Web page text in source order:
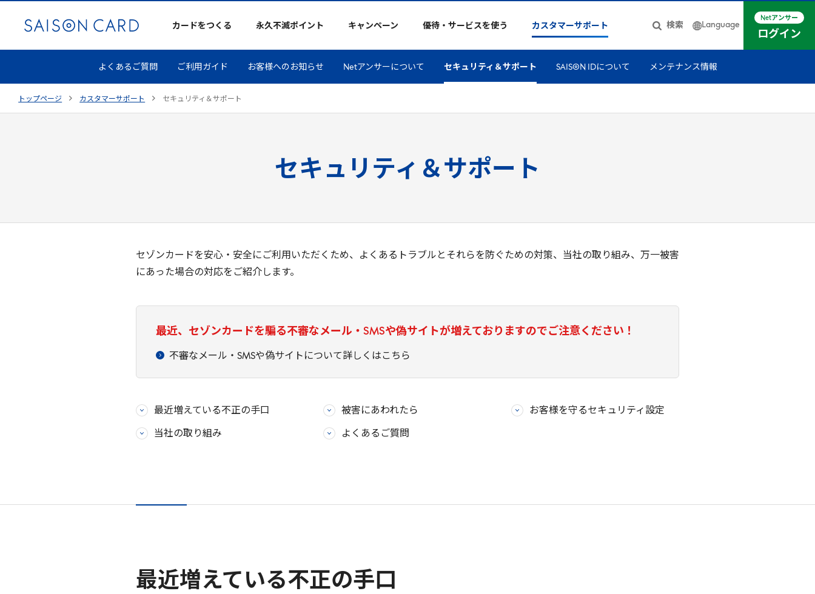
カードをつくる 永久不滅ポイント キャンペーン 優待・サービスを使う カスタマーサポート 検索 Language
Netアンサー
ログイン
よくあるご質問 ご利用ガイド お客様へのお知らせ Netアンサーについて セキュリティ＆サポート SAISON IDについて メンテナンス情報
トップページ カスタマーサポート セキュリティ＆サポート
セキュリティ＆サポート
セゾンカードを安心・安全にご利用いただくため、よくあるトラブルとそれらを防ぐための対策、当社の取り組み、万一被害
にあった場合の対応をご紹介します。
最近、セゾンカードを騙る不審なメール・SMSや偽サイトが増えておりますのでご注意ください！
不審なメール・SMSや偽サイトについて詳しくはこちら
最近増えている不正の手口 被害にあわれたら お客様を守るセキュリティ設定
当社の取り組み よくあるご質問
最近増えている不正の手口